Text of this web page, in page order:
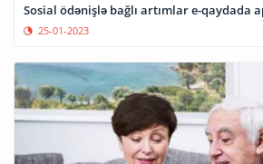
Sosial ödənişlə bağlı artımlar e-qaydada
25-01-2023